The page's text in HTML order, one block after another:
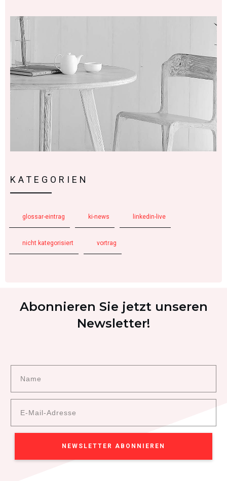
KATEGORIEN
glossar-eintrag ki-news linkedin-live
nicht kategorisiert vortrag
Abonnieren Sie jetzt unseren
Newsletter!
NEWSLETTER ABONNIEREN